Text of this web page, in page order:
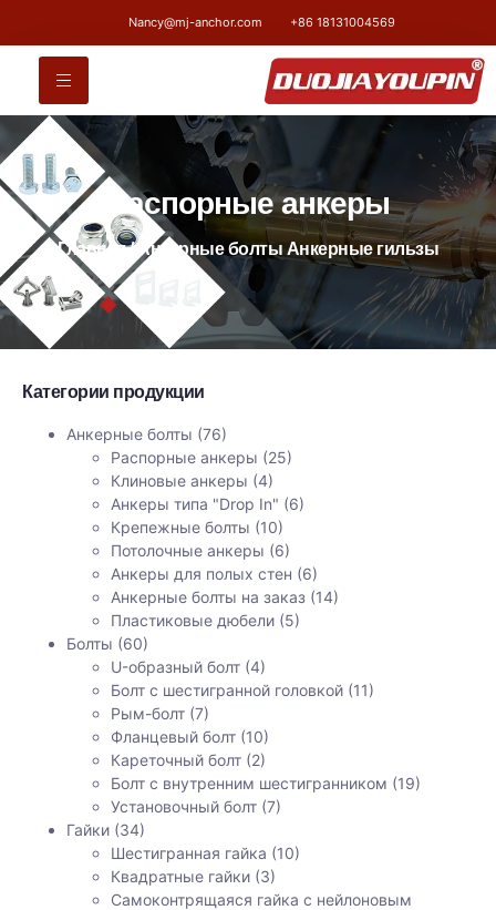
Nancy@mj-anchor.com +86 18131004569
Распорные анкеры
Главная/ Анкерные болты Анкерные гильзы
Категории продукции
Анкерные болты (76)
Распорные анкеры (25)
Клиновые анкеры (4)
Анкеры типа "Drop In" (6)
Крепежные болты (10)
Потолочные анкеры (6)
Анкеры для полых стен (6)
Анкерные болты на заказ (14)
Пластиковые дюбели (5)
Болты (60)
U-образный болт (4)
Болт с шестигранной головкой (11)
Рым-болт (7)
Фланцевый болт (10)
Кареточный болт (2)
Болт с внутренним шестигранником (19)
Установочный болт (7)
Гайки (34)
Шестигранная гайка (10)
Квадратные гайки (3)
Самоконтрящаяся гайка с нейлоновым